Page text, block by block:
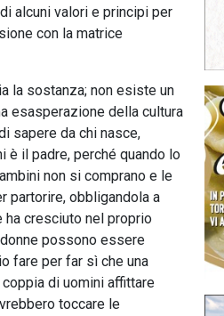
alcuni valori e principi per
con la matrice
la sostanza; non esiste un
esasperazione della cultura
sapere da chi nasce,
è il padre, perché quando lo
non si comprano e le
partorire, obbligandola a
ha cresciuto nel proprio
possono essere
fare per far sì che una
di uomini affittare
toccare le